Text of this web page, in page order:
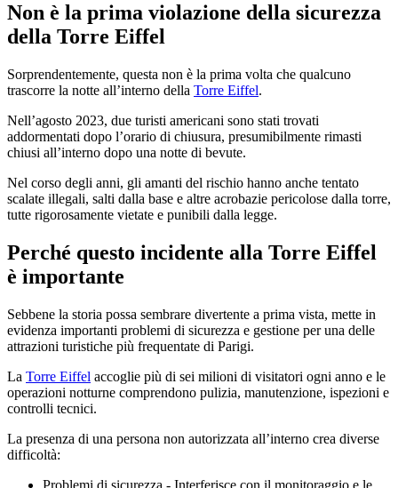
Non è la prima violazione della sicurezza
della Torre Eiffel
Sorprendentemente, questa non è la prima volta che qualcuno
trascorre la notte all’interno della Torre Eiffel.
Nell’agosto 2023, due turisti americani sono stati trovati
addormentati dopo l’orario di chiusura, presumibilmente rimasti
chiusi all’interno dopo una notte di bevute.
Nel corso degli anni, gli amanti del rischio hanno anche tentato
scalate illegali, salti dalla base e altre acrobazie pericolose dalla torre,
tutte rigorosamente vietate e punibili dalla legge.
Perché questo incidente alla Torre Eiffel
è importante
Sebbene la storia possa sembrare divertente a prima vista, mette in
evidenza importanti problemi di sicurezza e gestione per una delle
attrazioni turistiche più frequentate di Parigi.
La Torre Eiffel accoglie più di sei milioni di visitatori ogni anno e le
operazioni notturne comprendono pulizia, manutenzione, ispezioni e
controlli tecnici.
La presenza di una persona non autorizzata all’interno crea diverse
difficoltà:
Problemi di sicurezza - Interferisce con il monitoraggio e le